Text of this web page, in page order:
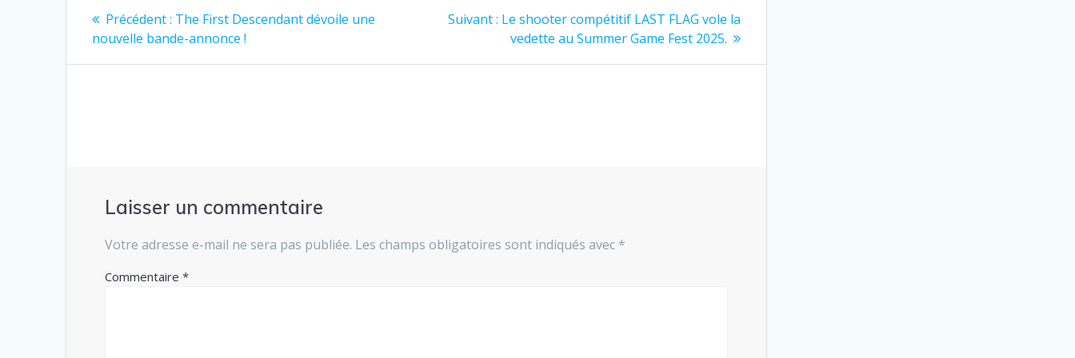
Navigation
de
Précédent : Article
précédent
The First Descendant dévoile une
nouvelle bande-annonce !
Suivant : Article
suivant
Le shooter compétitif LAST FLAG vole la
vedette au Summer Game Fest 2025.
Laisser un commentaire
Votre adresse e-mail ne sera pas publiée. Les champs obligatoires sont indiqués avec *
Commentaire*